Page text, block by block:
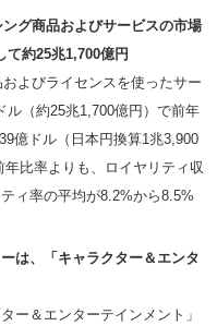
グ商品およびサービスの市場
て約25兆1,700億円
よびライセンスを使ったサー
ル（約25兆1,700億円）で前年
億ドル（日本円換算1兆3,900
比率よりも、ロイヤリティ収
ィ率の平均が8.2%から8.5%
は、「キャラクター＆エンタ
ー＆エンターテインメント」